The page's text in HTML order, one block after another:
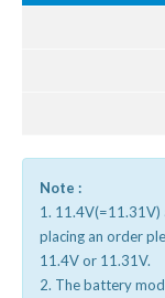
Note :
1.
placing an order
11.4V or 11.31V.
2. The battery